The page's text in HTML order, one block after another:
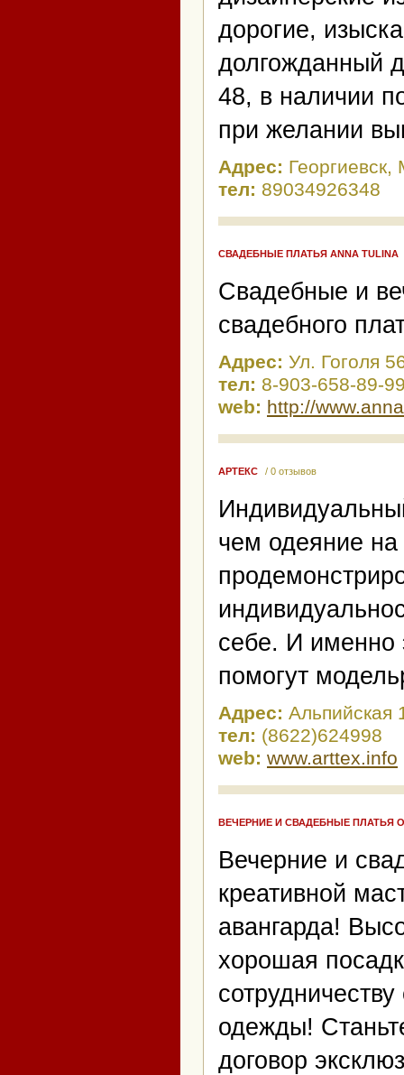
дорогие,
долгожданный
48, в наличии
при желании
Адрес:
тел: 89034926348
СВАДЕБНЫЕ ПЛАТЬЯ ANNA TULINA
Свадебные и
свадебного
Адрес: Ул. Гоголя
тел: 8-903-658-89-
web: http://
АРТЕКС / 0 отзывов
чем одеяние
себе. И именно
помогут
Адрес: Альпийская
тел: (8622)624998
web: www.arttex.info
ВЕЧЕРНИЕ И СВАДЕБНЫЕ ПЛАТЬЯ ОТ
Вечерние и
креативной
авангарда!
хорошая
одежды!
договор